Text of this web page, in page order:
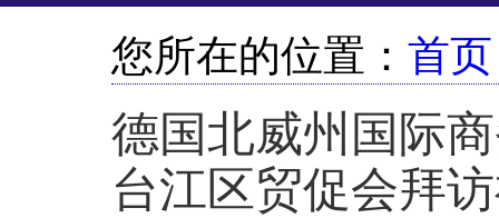
您所在的位置： 首页
德国北威州国际
台江区贸促会拜